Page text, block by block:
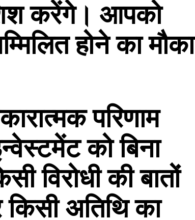
करेंगे। आपको
होने का मौका
परिणाम
को बिना
विरोधी की बातों
अतिथि का